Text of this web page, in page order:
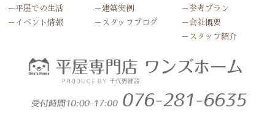
－平屋での生活
－イベント情報
－建築実例
－スタッフブログ
－参考プラン
－会社概要
－スタッフ紹介